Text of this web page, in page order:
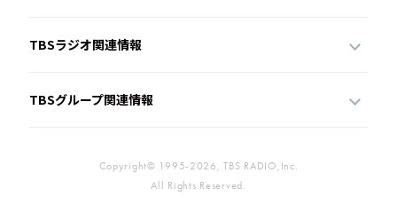
TBSラジオ関連情報
TBSグループ関連情報
Copyright© 1995-2026, TBS RADIO,Inc.
All Rights Reserved.